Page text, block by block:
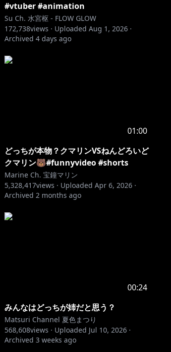
#vtuber #animation
Su Ch. 水宮枢 - FLOW GLOW
172,738views · Uploaded Aug 1, 2026 ·
Archived 4 days ago
01:00
どっちが本物？クマリンVSねんどろいど
クマリン🐻#funnyvideo #shorts
Marine Ch. 宝鐘マリン
5,328,417views · Uploaded Apr 6, 2026 ·
Archived 2 months ago
00:24
みんなはどっちが姉だと思う？
Matsuri Channel 夏色まつり
568,608views · Uploaded Jul 10, 2026 ·
Archived 3 weeks ago